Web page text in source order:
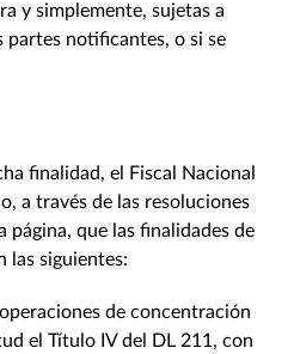
y simplemente, sujetas a
partes notificantes, o si se
finalidad, el Fiscal Nacional
a través de las resoluciones
página, que las finalidades de
las siguientes:
de concentración
el Título IV del DL 211, con